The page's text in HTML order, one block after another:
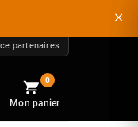
partenaires
0
Mon panier